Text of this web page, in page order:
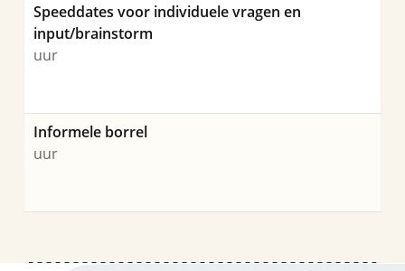
Speeddates voor individuele vragen en
input/brainstorm
uur
Informele borrel
uur